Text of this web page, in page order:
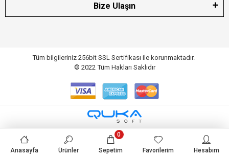
Bize Ulaşın
Tüm bilgileriniz 256bit SSL Sertifikası ile korunmaktadır.
© 2022 Tüm Hakları Saklıdır
Anasayfa Ürünler Sepetim
0
Favorilerim Hesabım